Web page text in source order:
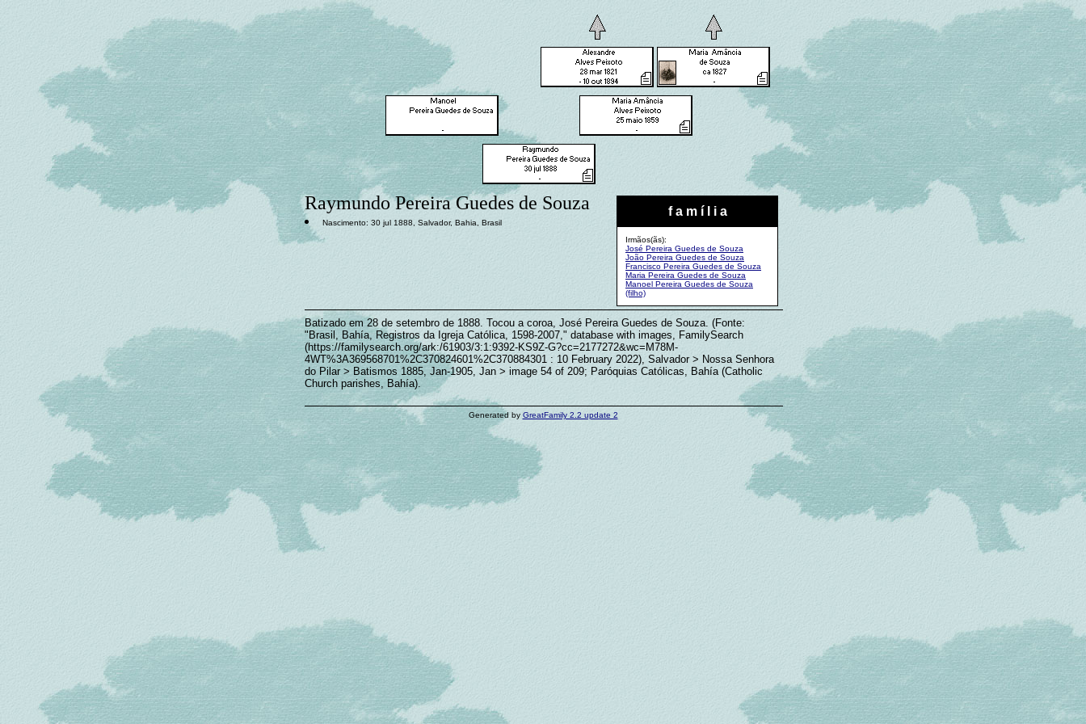
f a m í l i a
Irmãos(ãs):
José Pereira Guedes de Souza
João Pereira Guedes de Souza
Francisco Pereira Guedes de Souza
Maria Pereira Guedes de Souza
Manoel Pereira Guedes de Souza
(filho)
Raymundo Pereira Guedes de Souza
Nascimento: 30 jul 1888, Salvador, Bahia, Brasil
Batizado em 28 de setembro de 1888. Tocou a coroa, José Pereira Guedes de Souza. (Fonte:
"Brasil, Bahía, Registros da Igreja Católica, 1598-2007," database with images, FamilySearch
(https://familysearch.org/ark:/61903/3:1:9392-KS9Z-G?cc=2177272&wc=M78M-
4WT%3A369568701%2C370824601%2C370884301 : 10 February 2022), Salvador > Nossa Senhora
do Pilar > Batismos 1885, Jan-1905, Jan > image 54 of 209; Paróquias Católicas, Bahía (Catholic
Church parishes, Bahía).
Generated by GreatFamily 2.2 update 2